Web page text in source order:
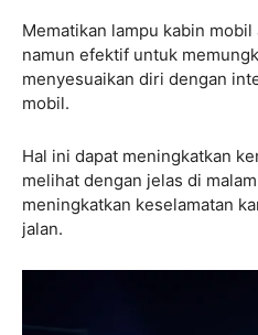
Mematikan lampu kabin
namun efektif untuk
menyesuaikan diri dengan
mobil.
Hal ini dapat meningkatkan
melihat dengan jelas di
meningkatkan keselamatan
jalan.